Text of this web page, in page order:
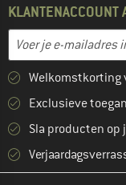
KLANTENACCOUNT
E-mailadres
Vul je e-mailadres
Exclusieve
Sla producten op